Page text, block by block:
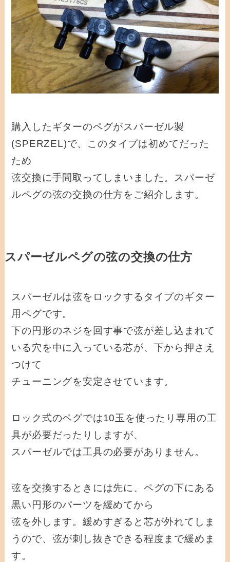
購入したギターのペグがスパーゼル製
(SPERZEL)で、このタイプは初めてだった
ため
弦交換に手間取ってしまいました。スパーゼ
ルペグの弦の交換の仕方をご紹介します。
スパーゼルペグの弦の交換の仕方
スパーゼルは弦をロックするタイプのギター
用ペグです。
下の円形のネジを回す事で弦が差し込まれて
いる穴を中に入っている芯が、下から押さえ
つけて
チューニングを安定させています。
ロック式のペグでは10玉を使ったり専用の工
具が必要だったりしますが、
スパーゼルでは工具の必要がありません。
弦を交換するときには先に、ペグの下にある
黒い円形のパーツを緩めてから
弦を外します。緩めすぎると芯が外れてしま
うので、弦が刺し抜きできる程度まで緩めま
す。